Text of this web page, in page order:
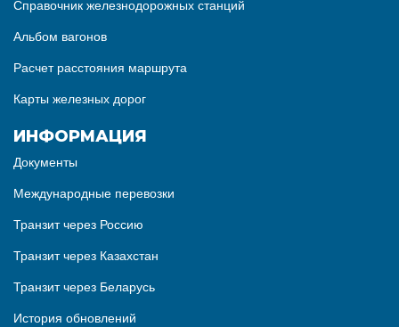
Справочник железнодорожных станций
Альбом вагонов
Расчет расстояния маршрута
Карты железных дорог
ИНФОРМАЦИЯ
Документы
Международные перевозки
Транзит через Россию
Транзит через Казахстан
Транзит через Беларусь
История обновлений